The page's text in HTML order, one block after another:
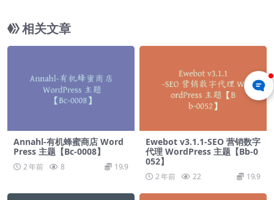
相关文章
Annahl-有机蜂蜜商店 Word
Press 主题【Bc-0008】
2 年前 8 19.9
Ewebot v3.1.1-SEO 营销数字
代理 WordPress 主题【Bb-0
052】
2 年前 22 19.9